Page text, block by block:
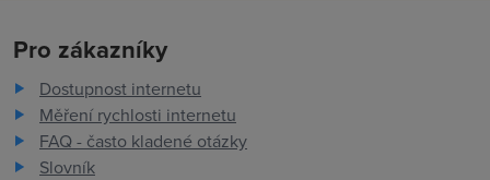
Pro zákazníky
Dostupnost internetu
Měření rychlosti internetu
FAQ - často kladené otázky
Slovník